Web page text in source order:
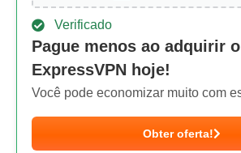
Verificado
Pague menos ao adquirir o
ExpressVPN hoje!
Você pode economizar muito com
Obter oferta!